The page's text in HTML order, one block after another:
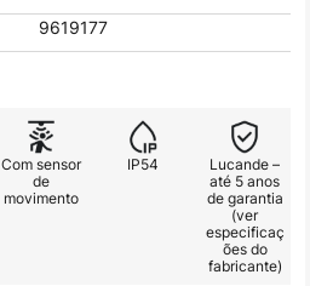
9619177
Com sensor
de
movimento
IP54
Lucande –
até 5 anos
de garantia
(ver
especificaç
ões do
fabricante)